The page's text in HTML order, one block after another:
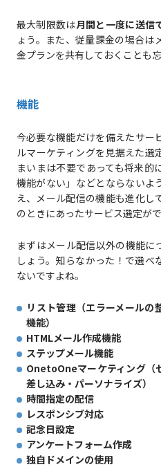
最大制限数は月間と一度に送信
ょう。また、従量課金の場合
金プランを共有しておくことも
機能
今必要な機能だけを備えたサー
ルマーケティングを見据えた選
まいまは不要であっても将来的
機能がない」などとならないよ
え、メール配信の機能も進化し
のときにあったサービス選定が
まずはメール配信以外の機能に
しょう。知らなかった！で選べ
ないですよね。
リスト管理（エラーメール
機能）
HTMLメール作成機能
ステップメール機能
OnetoOneマーケティング（
差し込み・パーソナライズ）
時間指定の配信
レスポンシブ対応
記念日設定
アンケートフォーム作成
独自ドメインの使用